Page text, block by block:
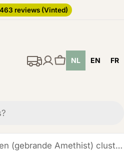
| 463 reviews (Vinted)
Winkelwagen
NL EN FR
Citrien (gebrande Amethist) cluster (4 cm)